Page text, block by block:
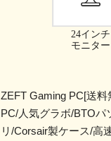
24インチ
モニター
ZEFT Gaming PC[送
PC/人気グラボ/BTOパ
リ/Corsair製ケース/高